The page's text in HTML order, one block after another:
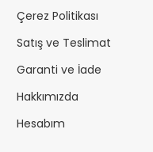
Çerez Politikası
Satış ve Teslimat
Garanti ve İade
Hakkımızda
Hesabım